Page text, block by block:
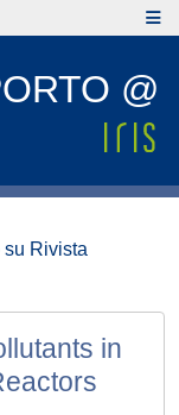
@
su Rivista
in